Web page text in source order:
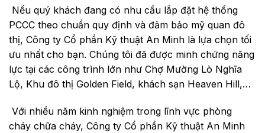
Nếu quý khách đang có nhu cầu lắp đặt hệ thống
PCCC theo chuẩn quy định và đảm bảo mỹ quan đô
thị, Công ty Cổ phần Kỹ thuật An Minh là lựa chọn tối
ưu nhất cho bạn. Chúng tôi đã được minh chứng năng
lực tại các công trình lớn như Chợ Mường Lò Nghĩa
Lộ, Khu đô thị Golden Field, khách sạn Heaven Hill,…
Với nhiều năm kinh nghiệm trong lĩnh vực phòng
cháy chữa cháy, Công ty Cổ phần Kỹ thuật An Minh